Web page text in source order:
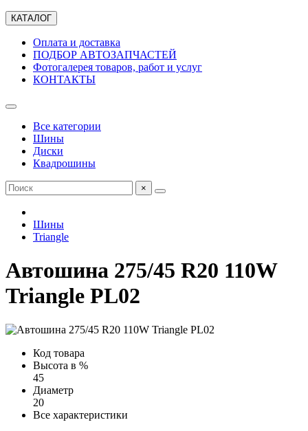
КАТАЛОГ
Оплата и доставка
ПОДБОР АВТОЗАПЧАСТЕЙ
Фотогалерея товаров, работ и услуг
КОНТАКТЫ
Все категории
Шины
Диски
Квадрошины
×
Шины
Triangle
Автошина 275/45 R20 110W
Triangle PL02
Код товара
Высота в %
45
Диаметр
20
Все характеристики